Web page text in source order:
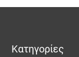
Κατηγορίες